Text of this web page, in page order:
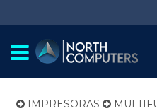
IMPRESORAS